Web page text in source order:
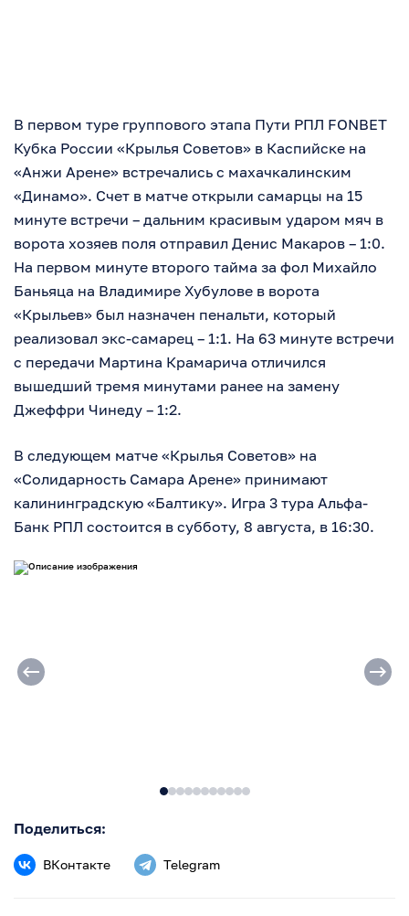
В первом туре группового этапа Пути РПЛ FONBET
Кубка России «Крылья Советов» в Каспийске на
«Анжи Арене» встречались с махачкалинским
«Динамо». Счет в матче открыли самарцы на 15
минуте встречи – дальним красивым ударом мяч в
ворота хозяев поля отправил Денис Макаров – 1:0.
На первом минуте второго тайма за фол Михайло
Баньяца на Владимире Хубулове в ворота
«Крыльев» был назначен пенальти, который
реализовал экс-самарец – 1:1. На 63 минуте встречи
с передачи Мартина Крамарича отличился
вышедший тремя минутами ранее на замену
Джеффри Чинеду – 1:2.
В следующем матче «Крылья Советов» на
«Солидарность Самара Арене» принимают
калининградскую «Балтику». Игра 3 тура Альфа-
Банк РПЛ состоится в субботу, 8 августа, в 16:30.
Поделиться:
ВКонтакте Telegram